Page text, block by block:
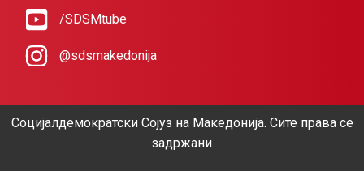
/SDSMtube
@sdsmakedonija
Социјалдемократски Сојуз на Македонија. Сите права се
задржани